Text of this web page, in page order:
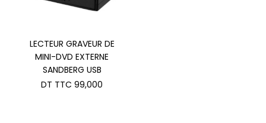
LECTEUR GRAVEUR DE
MINI-DVD EXTERNE
SANDBERG USB
DT TTC 99,000